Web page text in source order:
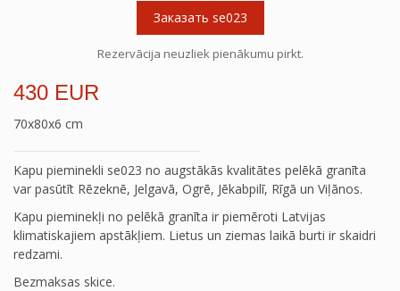
Заказать se023
Rezervācija neuzliek pienākumu pirkt.
430 EUR
70x80x6 cm
Kapu pieminekli se023 no augstākās kvalitātes pelēkā granīta
var pasūtīt Rēzeknē, Jelgavā, Ogrē, Jēkabpilī, Rīgā un Viļānos.
Kapu pieminekļi no pelēkā granīta ir piemēroti Latvijas
klimatiskajiem apstākļiem. Lietus un ziemas laikā burti ir skaidri
redzami.
Bezmaksas skice.